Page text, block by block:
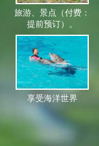
旅游、景点（付费：
提前预订）。
享受海洋世界